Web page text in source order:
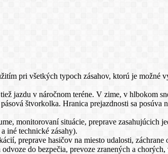
pri všetkých typoch zásahov, ktorú je
jazdu v náročnom teréne. V zime, v hlbokom
štvorkolka. Hranica prejazdnosti sa
monitorovaní situácie, preprave zasahujúcich
iné technické zásahy).
preprave hasičov na miesto udalosti,
do bezpečia, prevoze zranených a